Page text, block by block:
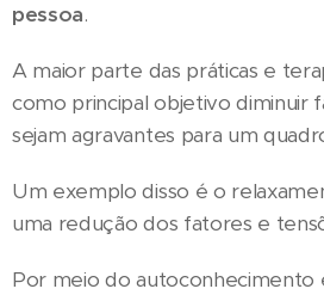
pessoa.
A maior parte das práticas e
como principal objetivo diminuir
sejam agravantes para um
Um exemplo disso é o
uma redução dos fatores e
Por meio do autoconhecimento